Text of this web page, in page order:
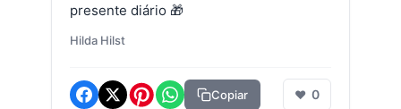
presente diário 🎁
Hilda Hilst
Copiar ❤ 0